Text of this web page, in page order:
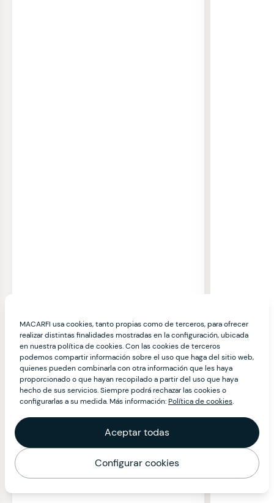
MACARFI usa cookies, tanto propias como de terceros, para ofrecer
realizar distintas finalidades mostradas en la configuración, ubicada
en nuestra política de cookies. Con las cookies de terceros
podemos compartir información sobre el uso que haga del sitio web,
quienes pueden combinarla con otra información que les haya
proporcionado o que hayan recopilado a partir del uso que haya
hecho de sus servicios. Siempre podrá rechazar las cookies o
configurarlas a su medida. Más información:Política de cookies.
Aceptar todas
Configurar cookies